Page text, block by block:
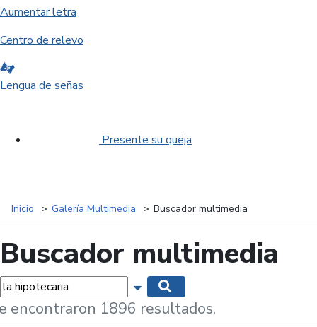
Aumentar letra
Centro de relevo
Lengua de señas
Presente su queja
Inicio Galería Multimedia Buscador multimedia
Buscador multimedia
Mostrar opciones de búsqueda
encontraron 1896 resultados.